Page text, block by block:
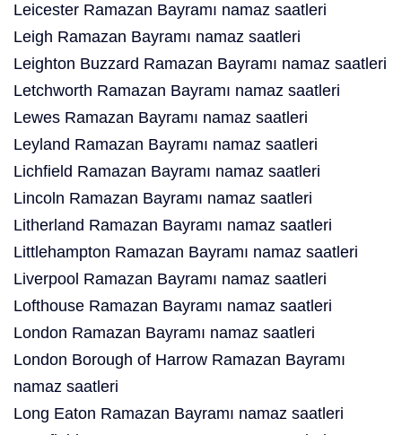
Leicester Ramazan Bayramı namaz saatleri
Leigh Ramazan Bayramı namaz saatleri
Leighton Buzzard Ramazan Bayramı namaz saatleri
Letchworth Ramazan Bayramı namaz saatleri
Lewes Ramazan Bayramı namaz saatleri
Leyland Ramazan Bayramı namaz saatleri
Lichfield Ramazan Bayramı namaz saatleri
Lincoln Ramazan Bayramı namaz saatleri
Litherland Ramazan Bayramı namaz saatleri
Littlehampton Ramazan Bayramı namaz saatleri
Liverpool Ramazan Bayramı namaz saatleri
Lofthouse Ramazan Bayramı namaz saatleri
London Ramazan Bayramı namaz saatleri
London Borough of Harrow Ramazan Bayramı
namaz saatleri
Long Eaton Ramazan Bayramı namaz saatleri